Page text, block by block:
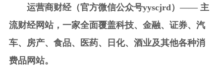
运营商财经（官方微信公众号yyscjrd）—— 主
流财经网站，一家全面覆盖科技、金融、证券、汽
车、房产、食品、医药、日化、酒业及其他各种消
费品网站。